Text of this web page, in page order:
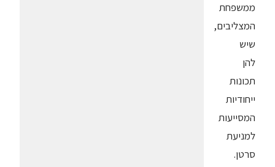
ממשפחת
המצליבים,
שיש
להן
תכונות
ייחודיות
המסייעות
למניעת
סרטן.